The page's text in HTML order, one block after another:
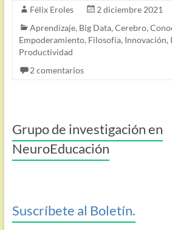
Félix Eroles
2 diciembre 2021
Aprendizaje, Big Data, Cerebro,
Empoderamiento, Filosofía, Innovación,
Productividad
2 comentarios
Grupo de investigación en
NeuroEducación
Suscríbete al Boletín.